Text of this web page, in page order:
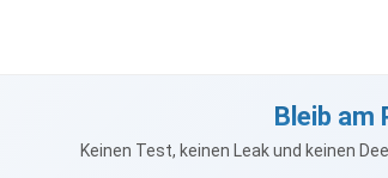
Bleib am
Keinen Test, keinen Leak und keinen